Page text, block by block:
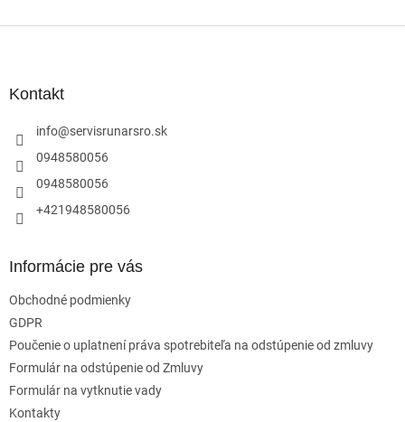
Kontakt
info@servisrunarsro.sk
0948580056
0948580056
+421948580056
Informácie pre vás
Obchodné podmienky
GDPR
Poučenie o uplatnení práva spotrebiteľa na odstúpenie od zmluvy
Formulár na odstúpenie od Zmluvy
Formulár na vytknutie vady
Kontakty